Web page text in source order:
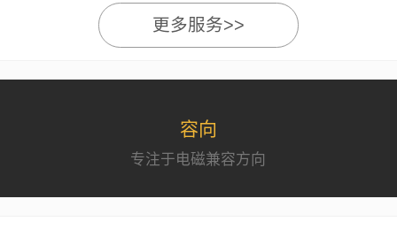
更多服务>>
容向
专注于电磁兼容方向